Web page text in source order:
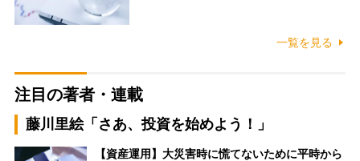
一覧を見る
注目の著者・連載
藤川里絵「さあ、投資を始めよう！」
【資産運用】大災害時に慌てないために平時から